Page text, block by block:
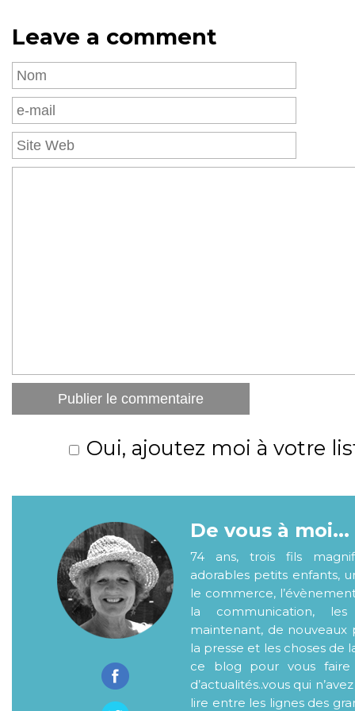
Leave a comment
Oui, ajoutez moi à votre
De vous à moi...
74 ans, trois fils
adorables petits enfants,
le commerce,
la communication,
maintenant, de nouveaux
la presse et les choses de
ce blog pour vous faire
d’actualités..vous qui
lire entre les lignes des